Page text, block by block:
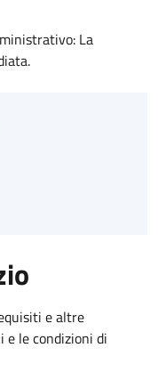
La
e altre
le condizioni di